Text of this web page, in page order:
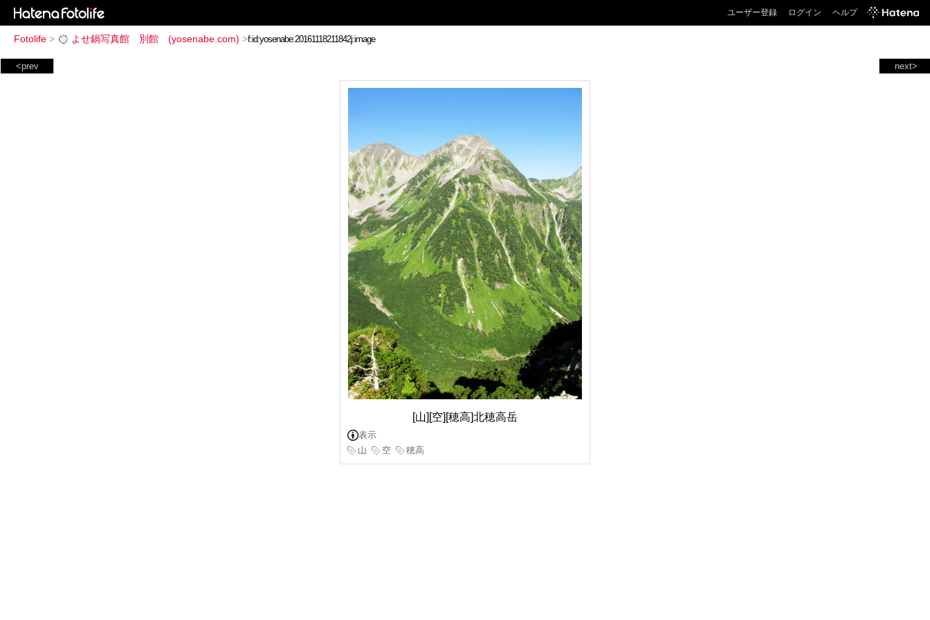
ユーザー登録 ログイン ヘルプ
Fotolife > よせ鍋写真館 別館 (yosenabe.com) >
next>
<prev
[山][空][穂高]北穂高岳
表示
山
空 穂高